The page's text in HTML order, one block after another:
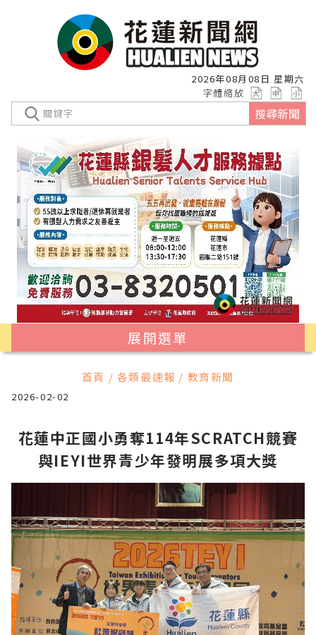
2026年08月08日 星期六
字體縮放
搜尋新聞
展開選單
首頁 / 各類最速報 / 教育新聞
2026-02-02
花蓮中正國小勇奪114年SCRATCH競賽
與IEYI世界青少年發明展多項大獎